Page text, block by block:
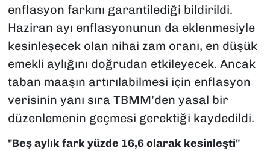
enflasyon farkını garantilediği bildirildi.
Haziran ayı enflasyonunun da eklenmesiyle
kesinleşecek olan nihai zam oranı, en düşük
emekli aylığını doğrudan etkileyecek. Ancak
taban maaşın artırılabilmesi için enflasyon
verisinin yanı sıra TBMM’den yasal bir
düzenlemenin geçmesi gerektiği kaydedildi.
"Beş aylık fark yüzde 16,6 olarak kesinleşti"